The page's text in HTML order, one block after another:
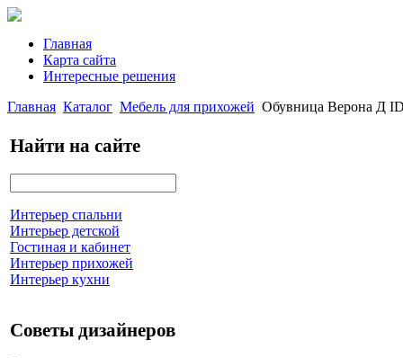
Главная
Карта сайта
Интересные решения
Главная Каталог Мебель для прихожей Обувница Верона Д
Найти на сайте
Интерьер спальни
Интерьер детской
Гостиная и кабинет
Интерьер прихожей
Интерьер кухни
Советы дизайнеров